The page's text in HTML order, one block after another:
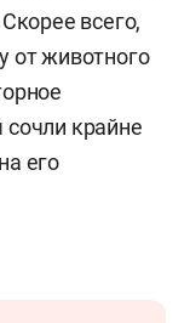
всего,
от животного
крайне
его